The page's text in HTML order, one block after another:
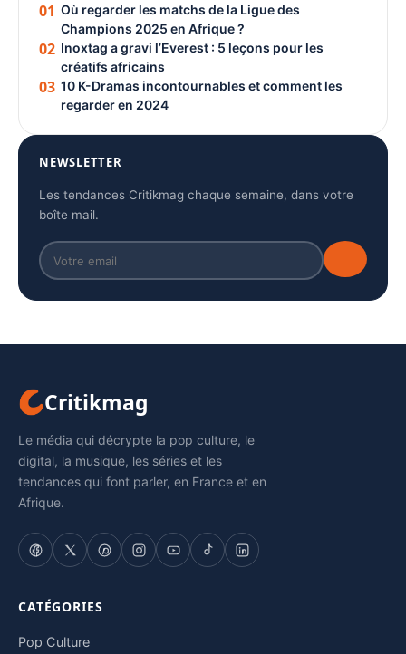
01 Où regarder les matchs de la Ligue des
Champions 2025 en Afrique ?
02 Inoxtag a gravi l’Everest : 5 leçons pour les
créatifs africains
03 10 K-Dramas incontournables et comment les
regarder en 2024
NEWSLETTER
Les tendances Critikmag chaque semaine, dans votre
boîte mail.
Critikmag
Le média qui décrypte la pop culture, le
digital, la musique, les séries et les
tendances qui font parler, en France et en
Afrique.
CATÉGORIES
Pop Culture